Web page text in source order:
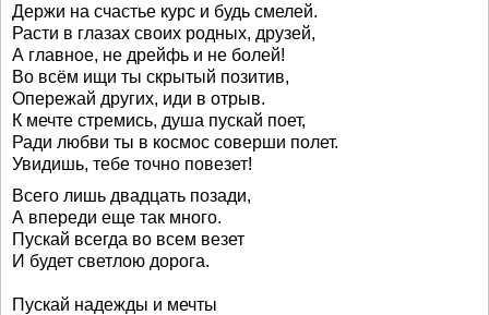
Держи на счастье курс и будь смелей.
Расти в глазах своих родных, друзей,
А главное, не дрейфь и не болей!
Во всём ищи ты скрытый позитив,
Опережай других, иди в отрыв.
К мечте стремись, душа пускай поет,
Ради любви ты в космос соверши полет.
Увидишь, тебе точно повезет!
Всего лишь двадцать позади,
А впереди еще так много.
Пускай всегда во всем везет
И будет светлою дорога.
Пускай надежды и мечты